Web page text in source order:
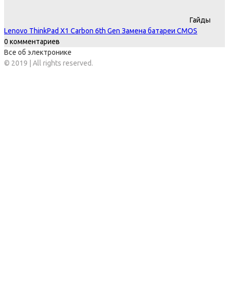
Гайды
Lenovo ThinkPad X1 Carbon 6th Gen Замена батареи CMOS
0 комментариев
Все об электронике
© 2019 | All rights reserved.